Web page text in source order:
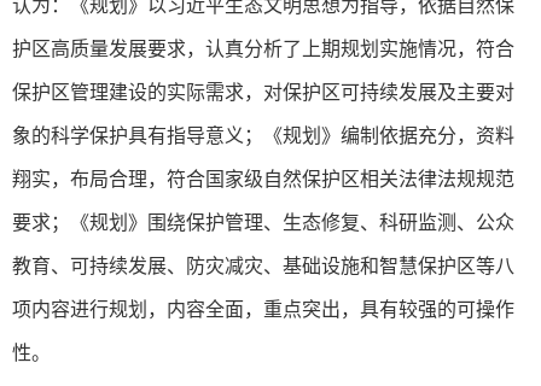
认为：《规划》以习近平生态文明思想为指导，依据自然保
护区高质量发展要求，认真分析了上期规划实施情况，符合
保护区管理建设的实际需求，对保护区可持续发展及主要对
象的科学保护具有指导意义；《规划》编制依据充分，资料
翔实，布局合理，符合国家级自然保护区相关法律法规规范
要求；《规划》围绕保护管理、生态修复、科研监测、公众
教育、可持续发展、防灾减灾、基础设施和智慧保护区等八
项内容进行规划，内容全面，重点突出，具有较强的可操作
性。